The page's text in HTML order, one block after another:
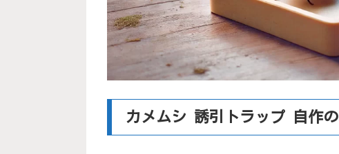
カメムシ 誘引トラップ 自作